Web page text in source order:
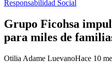
Responsabilidad Social
Grupo Ficohsa
para miles de
Otilia Adame LuevanoHace 10